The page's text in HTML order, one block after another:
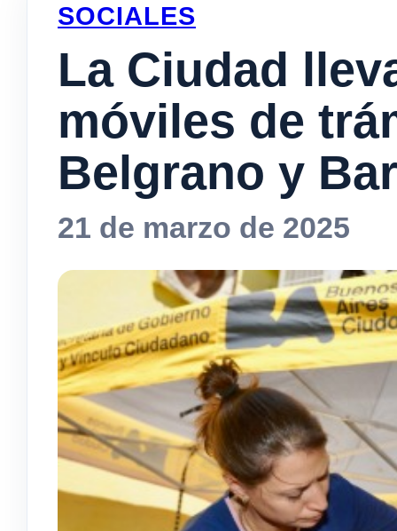
SOCIALES
La Ciudad
móviles de
Belgrano y
21 de marzo de 2025